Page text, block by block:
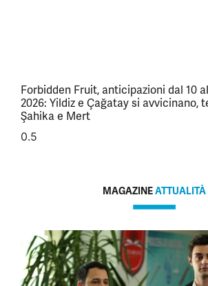
Forbidden Fruit, anticipazioni dal 10
2026: Yildiz e Çağatay si avvicinano,
Şahika e Mert
MAGAZINEATTUALITÀ